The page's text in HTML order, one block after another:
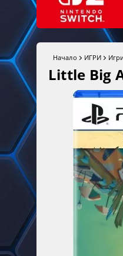
Начало ИГРИ
Little Big